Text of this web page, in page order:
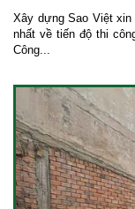
Xây dựng Sao Việt
nhất về tiến độ thi
Công...